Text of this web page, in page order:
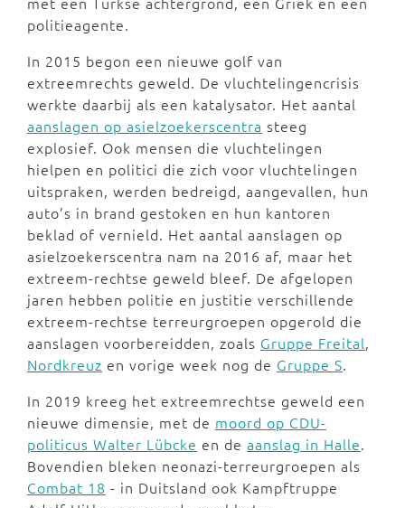
politieagente.
In 2015 begon een nieuwe golf van
extreemrechts geweld. De vluchtelingencrisis
werkte daarbij als een katalysator. Het aantal
aanslagen op asielzoekerscentra steeg
explosief. Ook mensen die vluchtelingen
hielpen en politici die zich voor vluchtelingen
uitspraken, werden bedreigd, aangevallen, hun
auto’s in brand gestoken en hun kantoren
beklad of vernield. Het aantal aanslagen op
asielzoekerscentra nam na 2016 af, maar het
extreem-rechtse geweld bleef. De afgelopen
jaren hebben politie en justitie verschillende
extreem-rechtse terreurgroepen opgerold die
aanslagen voorbereidden, zoals Gruppe Freital,
Nordkreuz en vorige week nog de Gruppe S.
In 2019 kreeg het extreemrechtse geweld een
nieuwe dimensie, met de moord op CDU-
politicus Walter Lübcke en de aanslag in Halle.
Bovendien bleken neonazi-terreurgroepen als
Combat 18 - in Duitsland ook Kampftruppe